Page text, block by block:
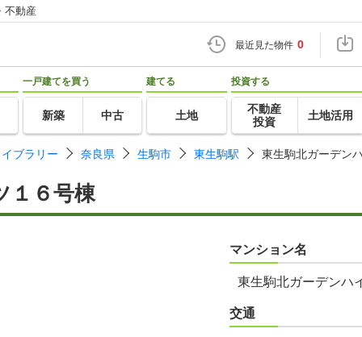
不動産
最近見た物件 0
一戸建てを買う
新築 中古
建てる
土地
投資する
不動産
投資
土地活用
ブラリー 奈良県 生駒市 東生駒駅 東生駒北ガーデン
１６号棟
マンション名
東生駒北ガーデンハ
交通